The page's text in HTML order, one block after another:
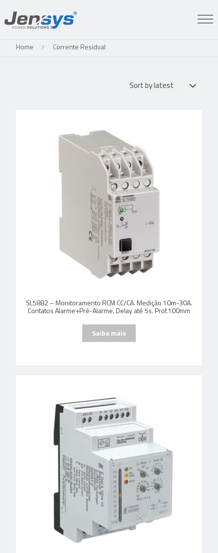
Home Corrente Residual
SL5882 – Monitoramento RCM CC/CA. Medição 10m-30A.
Contatos Alarme+Pré-Alarme. Delay até 5s. Prof.100mm